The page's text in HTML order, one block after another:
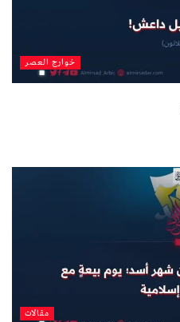
خوارج العصر
مقالات